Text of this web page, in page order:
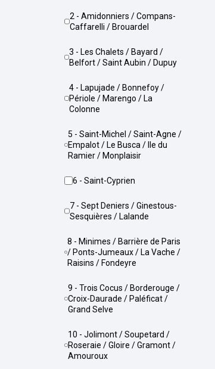
2 - Amidonniers / Compans-
Caffarelli / Brouardel
3 - Les Chalets / Bayard /
Belfort / Saint Aubin / Dupuy
4 - Lapujade / Bonnefoy /
Périole / Marengo / La
Colonne
5 - Saint-Michel / Saint-Agne /
Empalot / Le Busca / Ile du
Ramier / Monplaisir
6 - Saint-Cyprien
7 - Sept Deniers / Ginestous-
Sesquières / Lalande
8 - Minimes / Barrière de Paris
/ Ponts-Jumeaux / La Vache /
Raisins / Fondeyre
9 - Trois Cocus / Borderouge /
Croix-Daurade / Paléficat /
Grand Selve
10 - Jolimont / Soupetard /
Roseraie / Gloire / Gramont /
Amouroux